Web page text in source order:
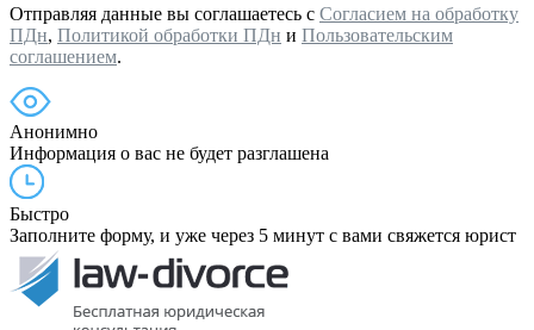
Отправляя данные вы соглашаетесь с Согласием на обработку
ПДн, Политикой обработки ПДн и Пользовательским
соглашением.
Анонимно
Информация о вас не будет разглашена
Быстро
Заполните форму, и уже через 5 минут с вами свяжется юрист